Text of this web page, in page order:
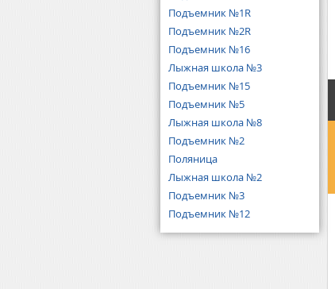
Подъемник №1R
Подъемник №2R
Подъемник №16
Лыжная школа №3
Подъемник №15
Подъемник №5
Лыжная школа №8
Подъемник №2
Поляница
Лыжная школа №2
Подъемник №3
Подъемник №12